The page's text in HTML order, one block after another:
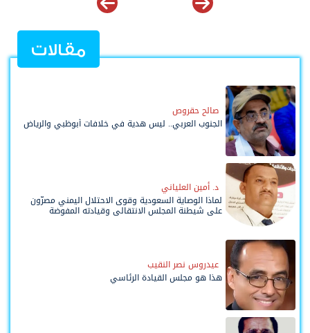
مقالات
صالح حقروص
الجنوب العربي.. ليس هدية في خلافات أبوظبي والرياض
د. أمين العلياني
لماذا الوصاية السعودية وقوى الاحتلال اليمني مصرّون
على شيطنة المجلس الانتقالي وقيادته المفوضة
عيدروس نصر النقيب
هذا هو مجلس القيادة الرئاسي